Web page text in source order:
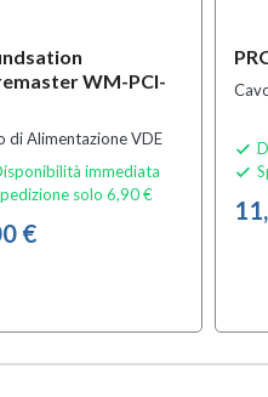
WM-PCI-
di Alimentazione VDE
immediata
solo 6,90 €
€

